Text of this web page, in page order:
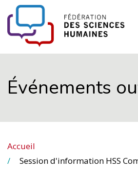
FHSS
Événements
Accueil
Session d'information HSS